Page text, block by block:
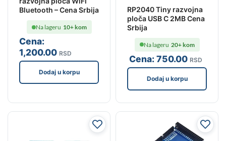
Bluetooth – Cena Srbija
Cena:
1,200.00 RSD
Na lageru 10+ kom
Dodaj u korpu
RP2040 Tiny razvojna
ploča USB C 2MB Cena
Srbija
Cena:750.00 RSD
Na lageru 20+ kom
Dodaj u korpu